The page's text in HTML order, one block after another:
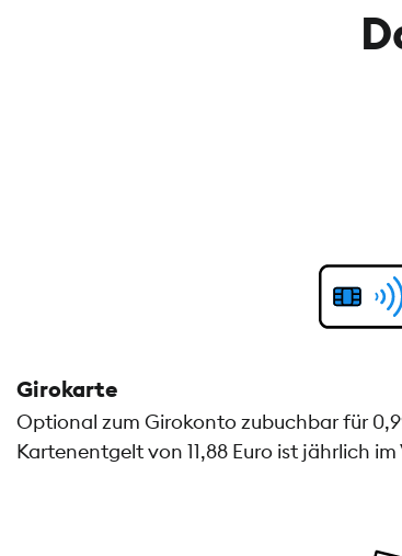
Girokarte
Optional zum Girokonto zubuchbar für
Kartenentgelt von 11,88 Euro ist jährlich